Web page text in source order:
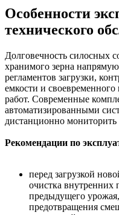
Особенности
технического
Долговечность силосных
хранимого зерна
регламентов загрузки,
емкости и
работ. Современные
автоматизированными
дистанционно мониторить
Рекомендации по
перед загрузкой
очистка внутренних
предыдущего
предотвращения